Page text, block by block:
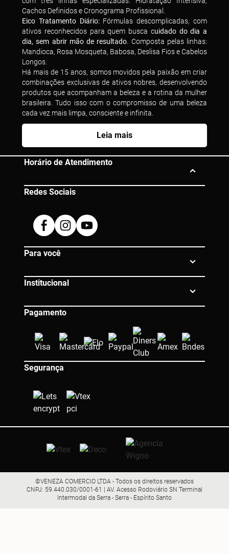
Cachos Definidos e Cronograma Profissional.
Eico Tratamento Diário:Fórmulas descomplicadas, com
ativos reconhecidos para quem busca cuidado do dia a
dia, sem abrir mão de resultado . Composta pelas linhas:
Mandioca, Rosa Mosqueta, Babosa, Deslisa Fios e Cabelos
Longos.
Há mais de 15 anos, somos movidos pela paixão em criar
combinações exclusivas de ativos nobres, desenvolvendo
produtos que acompanham a beleza e a rotina da mulher
brasileira. Tudo isso com o compromisso de uma beleza
cada vez mais limpa, consciente e infinita.
Leia mais
Horário de Atendimento
Dúvidas? Entre em contato:
0800 080 0609 |
atendimento@eico.com.br
Redes Sociais
FacebookInstagramYoutube
Para você
Institucional
Pagamento
Segurança
©VENEZA COMERCIO LTDA - Todos os direitos reservados
CNPJ: 59.440.030/0001-61 | AV. Acesso Rodoviário SN Terminal
Intermodal da Serra - Serra - Espírito Santo